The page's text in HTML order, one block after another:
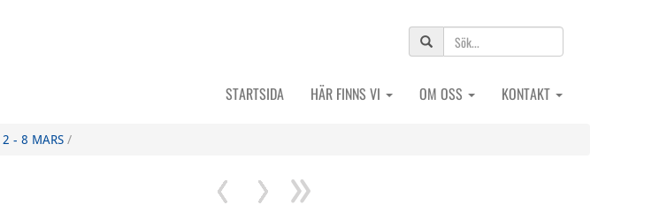
STARTSIDA HÄR FINNS VI OM OSS KONTAKT
2 - 8 MARS /